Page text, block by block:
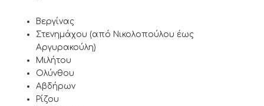
Βεργίνας
Στενημάχου (από Νικολοπούλου έως
Αργυρακούλη)
Μιλήτου
Ολύνθου
Αβδήρων
Ρίζου